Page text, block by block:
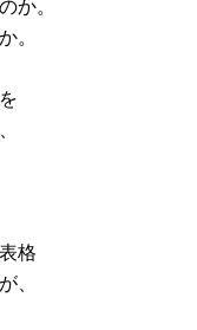
か。
。
格
、